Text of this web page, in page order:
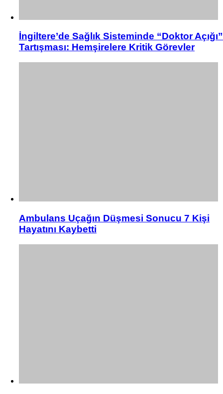
İngiltere’de Sağlık Sisteminde “Doktor Açığı”
Tartışması: Hemşirelere Kritik Görevler
Ambulans Uçağın Düşmesi Sonucu 7 Kişi
Hayatını Kaybetti